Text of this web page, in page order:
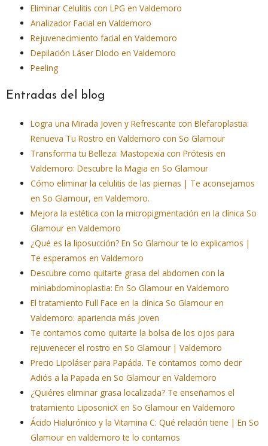
Eliminar Celulitis con LPG en Valdemoro
Analizador Facial en Valdemoro
Rejuvenecimiento facial en Valdemoro
Depilación Láser Diodo en Valdemoro
Peeling
Entradas del blog
Logra una Mirada Joven y Refrescante con Blefaroplastia:
Renueva Tu Rostro en Valdemoro con So Glamour
Transforma tu Belleza: Mastopexia con Prótesis en
Valdemoro: Descubre la Magia en So Glamour
Cómo eliminar la celulitis de las piernas | Te aconsejamos
en So Glamour, en Valdemoro.
Mejora la estética con la micropigmentación en la clínica So
Glamour en Valdemoro
¿Qué es la liposucción? En So Glamour te lo explicamos |
Te esperamos en Valdemoro
Descubre como quitarte grasa del abdomen con la
miniabdominoplastia: En So Glamour en Valdemoro
El tratamiento Full Face en la clínica So Glamour en
Valdemoro: apariencia más joven
Te contamos como quitarte la bolsa de los ojos para
rejuvenecer el rostro en So Glamour | Valdemoro
Precio Lipoláser para Papáda. Te contamos como decir
Adiós a la Papada en So Glamour en Valdemoro
¿Quiéres eliminar grasa localizada? Te enseñamos el
tratamiento LiposonicX en So Glamour en Valdemoro
Ácido Hialurónico y la Vitamina C: Qué relación tiene | En So
Glamour en valdemoro te lo contamos